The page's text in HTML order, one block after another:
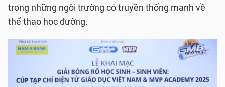
trong những ngôi trường có truyền thống mạnh về
thể thao học đường.